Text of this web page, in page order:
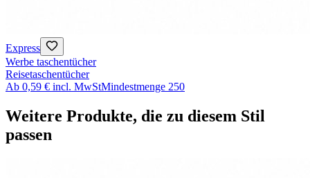
Express
Werbe taschentücher
Reisetaschentücher
Ab 0,59 € incl. MwStMindestmenge 250
Weitere Produkte, die zu diesem Stil
passen